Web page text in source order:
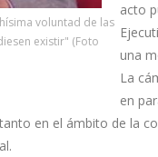
voluntad de las
existir" (Foto
acto
una
La
en
en el ámbito de la